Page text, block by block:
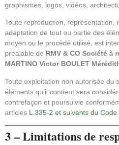
graphismes, logos, vidéos,
Toute reproduction, représentation,
adaptation de tout ou partie des
moyen ou le procédé utilisé, est
préalable de RMV & CO Société à
MARTINO Victor BOULET
Toute exploitation non autorisée du
éléments qu’il contient sera
contrefaçon et poursuivie
articles L.335-2 et suivants du
3 – Limitations de